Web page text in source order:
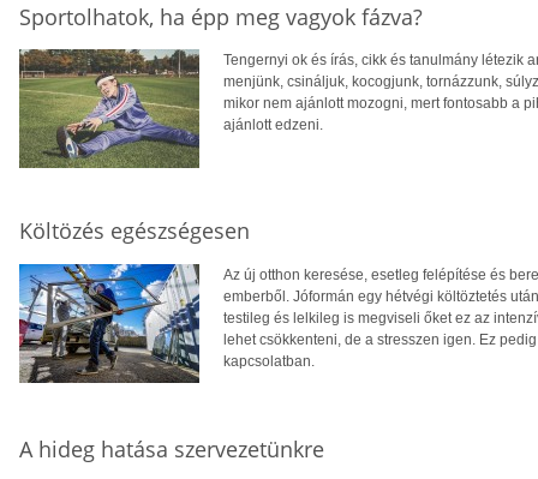
Sportolhatok, ha épp meg vagyok fázva?
Tengernyi ok és írás, cikk és tanulmány létezik
menjünk, csináljuk, kocogjunk, tornázzunk,
mikor nem ajánlott mozogni, mert fontosabb a
ajánlott edzeni.
Költözés egészségesen
Az új otthon keresése, esetleg felépítése és
emberből. Jóformán egy hétvégi költöztetés
testileg és lelkileg is megviseli őket ez az
lehet csökkenteni, de a stresszen igen. Ez
kapcsolatban.
A hideg hatása szervezetünkre